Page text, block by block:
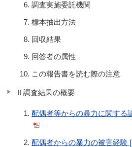
調査実施委託機関
標本抽出方法
回収結果
回答者の属性
この報告書を読む際の注意
II 調査結果の概要
配偶者等からの暴力に関する
配偶者からの暴力の被害経験